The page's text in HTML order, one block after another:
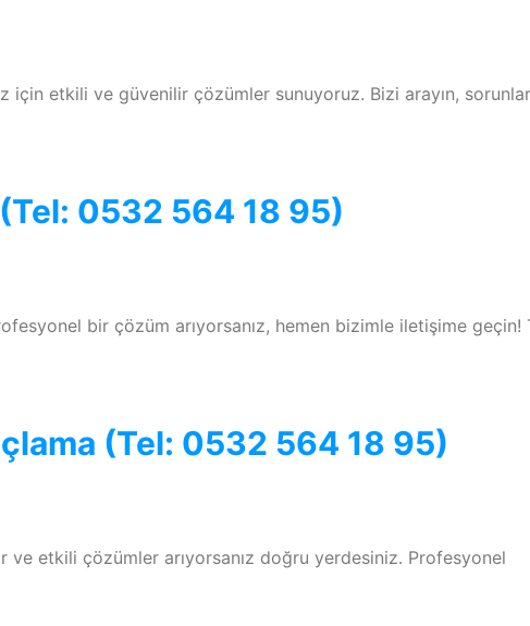
etkili ve güvenilir çözümler sunuyoruz. Bizi arayın,
0532 564 18 95)
bir çözüm arıyorsanız, hemen bizimle iletişime geçin!
(Tel: 0532 564 18 95)
etkili çözümler arıyorsanız doğru yerdesiniz. Profesyonel